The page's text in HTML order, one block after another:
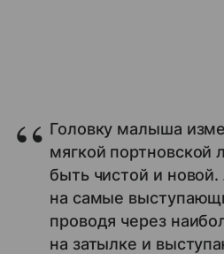
Головку малыша
мягкой портновской
быть чистой и
на самые
проводя через
на затылке и